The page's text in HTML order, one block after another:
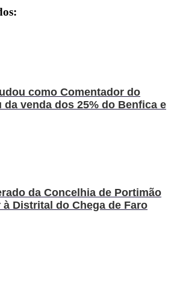
como Comentador do
da venda dos 25% do Benfica e
da Concelhia de Portimão
Distrital do Chega de Faro